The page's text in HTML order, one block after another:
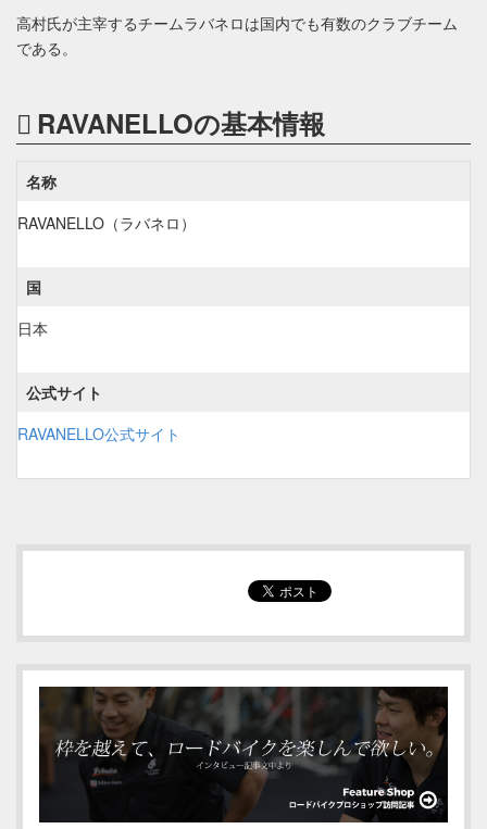
高村氏が主宰するチームラバネロは国内でも有数のクラブチーム
である。
RAVANELLOの基本情報
名称
RAVANELLO（ラバネロ）
国
日本
公式サイト
RAVANELLO公式サイト